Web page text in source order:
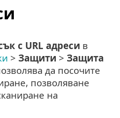
с URL адреси в
> Защити > Защита
да посочите
позволяване
на